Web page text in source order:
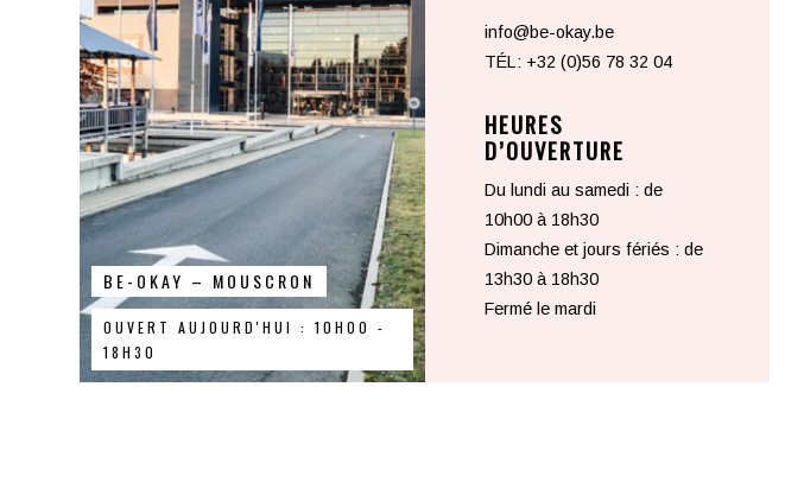
BE-OKAY – MOUSCRON
OUVERT AUJOURD'HUI : 10H00 -
18H30
info@be-okay.be
TÉL: +32 (0)56 78 32 04
HEURES
D’OUVERTURE
Du lundi au samedi : de
10h00 à 18h30
Dimanche et jours fériés : de
13h30 à 18h30
Fermé le mardi